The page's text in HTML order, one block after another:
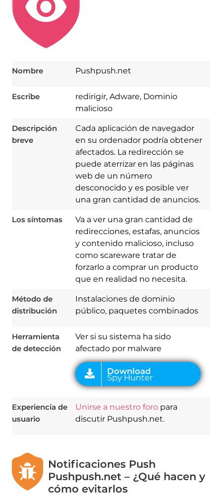
Nombre Pushpush.net
Escribe
redirigir, Adware, Dominio
malicioso
Descripción
breve
Cada aplicación de navegador
en su ordenador podría obtener
afectados. La redirección se
puede aterrizar en las páginas
web de un número
desconocido y es posible ver
una gran cantidad de anuncios.
Los síntomas
Va a ver una gran cantidad de
redirecciones, estafas, anuncios
y contenido malicioso, incluso
como scareware tratar de
forzarlo a comprar un producto
que en realidad no necesita.
Método de
distribución
Instalaciones de dominio
público, paquetes combinados
Herramienta
de detección
Ver si su sistema ha sido
afectado por malware
Download
Spy Hunter
Experiencia de
usuario
Unirse a nuestro foropara
discutir Pushpush.net.
Notificaciones Push
Pushpush.net – ¿Qué hacen y
cómo evitarlos